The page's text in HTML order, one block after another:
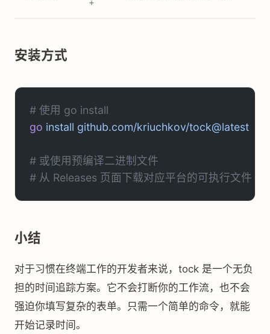
安装方式
# 使用 go install
go install github.com/kriuchkov/tock@latest
# 或使用预编译二进制文件
# 从 Releases 页面下载对应平台的可执行文件
小结
对于习惯在终端工作的开发者来说，tock 是一个无负
担的时间追踪方案。它不会打断你的工作流，也不会
强迫你填写复杂的表单。只需一个简单的命令，就能
开始记录时间。